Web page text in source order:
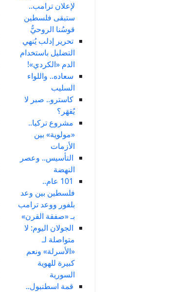
لإعلان ترامب..
ستبقى فلسطين
قوسُنا الروحيُّ
تحرير إدلب يُنهي
التضليل باستخدام
الدم «الكردي»!
سعاده.. واللواء
السليب
كاسترو.. صبر لا
يُقهَر؟
مشروع تركيا..
«مولوية» بين
الأزمات
التأسيس.. وعصر
النهضة
101 عام..
فلسطين بين وعد
بلفور ووعد ترامب
بـ «صفقة القرن»
الجولان اليوم: لا
متواصلة لـ
«الأسرلة» ونعم
كبيرة للهوية
السورية
قمة اسطنبول..